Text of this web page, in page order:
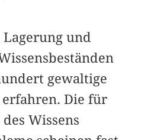
und
gewaltige
Die für
Wissens